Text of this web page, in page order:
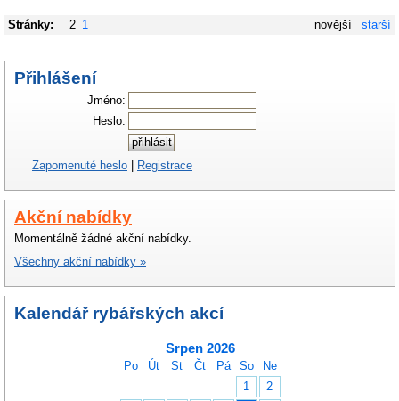
novější starší
Stránky: 2 1
Přihlášení
Jméno:
Heslo:
Zapomenuté heslo Registrace
Akční nabídky
Momentálně žádné akční nabídky.
Všechny akční nabídky »
Kalendář rybářských akcí
Srpen 2026
Po Út St Čt Pá So
Ne
1
2